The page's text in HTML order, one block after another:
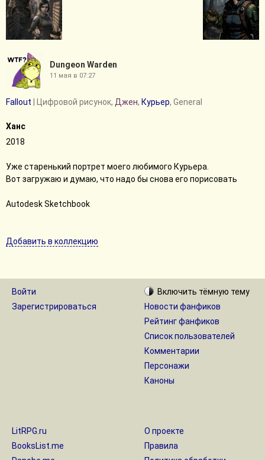
Dungeon Warden
11 мая в 07:27
Fallout | Цифровой рисунок, Джен, Курьер, General
Ханс
2018
Уже старенький портрет моего любимого Курьера.
Вот загружаю и думаю, что надо бы снова его порисовать
Autodesk Sketchbook
Добавить в коллекцию
Войти
Зарегистрироваться
Включить тёмную тему
Новости фанфиков
Рейтинг фанфиков
Список пользователей
Комментарии
Персонажи
Каноны
LitRPG.ru
BooksList.me
О проекте
Правила